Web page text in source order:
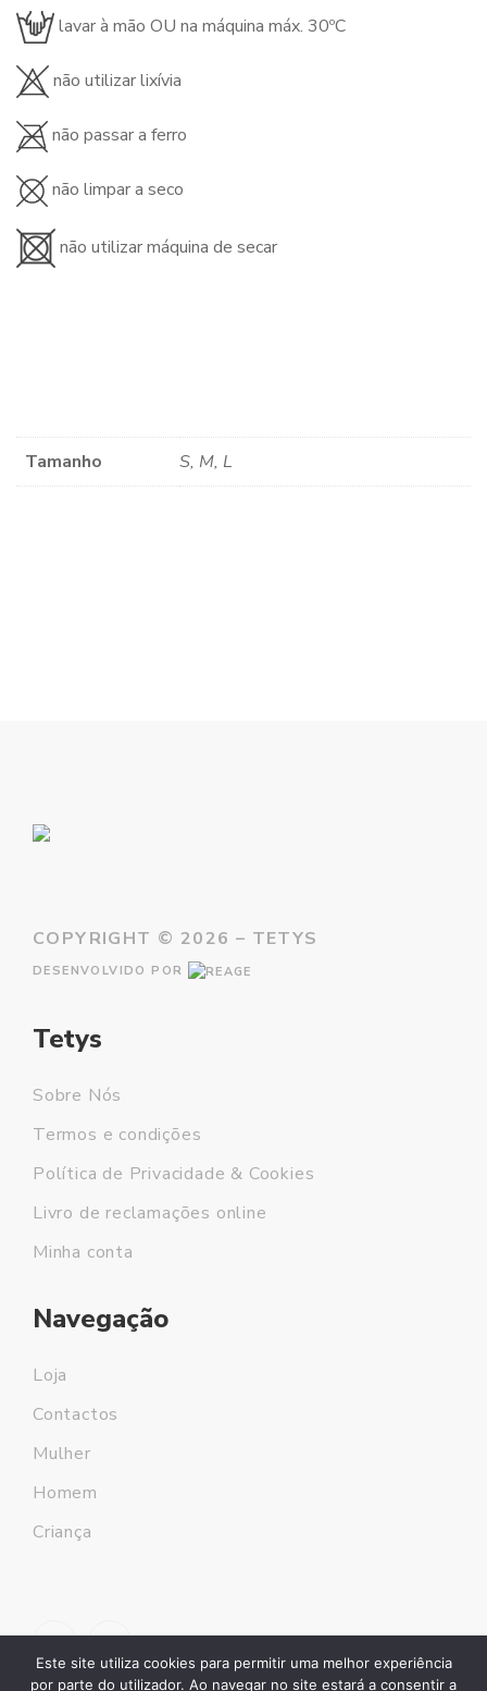
lavar à mão OU na máquina máx. 30ºC
não utilizar lixívia
não passar a ferro
não limpar a seco
não utilizar máquina de secar
Tamanho S, M, L
COPYRIGHT © 2026 – TETYS
DESENVOLVIDO POR
Tetys
Sobre Nós
Termos e condições
Política de Privacidade & Cookies
Livro de reclamações online
Minha conta
Navegação
Loja
Contactos
Mulher
Homem
Criança
Este site utiliza cookies para permitir uma melhor experiência
por parte do utilizador. Ao navegar no site estará a consentir a